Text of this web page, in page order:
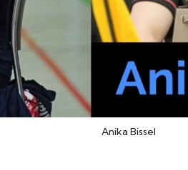
Anika Bissel